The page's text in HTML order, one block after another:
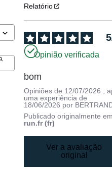
Relatório
5
Opinião verificada
bom
Opiniões de 12/07/2026
,
uma experiência de
18/06/2026 por
Publicado originalmente
run.fr (fr)
Ver a avaliação
original